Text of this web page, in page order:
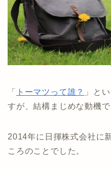
「 トーマツって誰？
」と
すが、結構まじめな動機で
2014年に日揮株式会社に
ころのことでした。